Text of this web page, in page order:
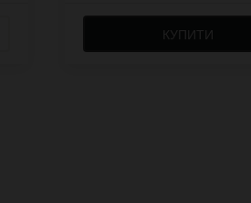
КУПИТИ